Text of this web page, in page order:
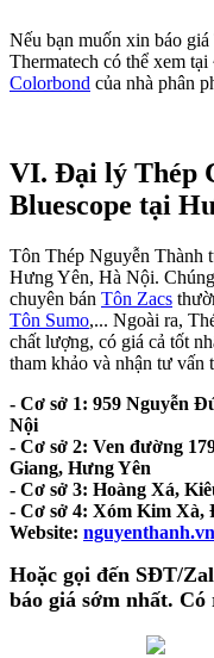
Nếu bạn muốn xin báo
Thermatech có thể xem
Colorbond của nhà phân
VI. Đại lý Thép
Bluescope tại
Tôn Thép Nguyễn Thành
Hưng Yên, Hà Nội.
chuyên bán Tôn Zacs
Tôn Sumo,... Ngoài ra,
chất lượng, có giá cả tốt
tham khảo và nhận tư vấn
- Cơ sở 1: 959 Nguyễn
Nội
- Cơ sở 2: Ven đường
Giang, Hưng Yên
- Cơ sở 3: Hoàng Xá,
- Cơ sở 4: Xóm Kim Xà,
Website: nguyenthanh.vn
Hoặc gọi đến SĐT/
báo giá sớm nhất.